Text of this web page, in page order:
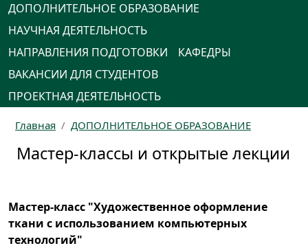
ДОПОЛНИТЕЛЬНОЕ ОБРАЗОВАНИЕ
НАУЧНАЯ ДЕЯТЕЛЬНОСТЬ
НАПРАВЛЕНИЯ ПОДГОТОВКИ
КАФЕДРЫ
ВАКАНСИИ ДЛЯ СТУДЕНТОВ
ПРОЕКТНАЯ ДЕЯТЕЛЬНОСТЬ
Главная ДОПОЛНИТЕЛЬНОЕ ОБРАЗОВАНИЕ
Мастер-классы и открытые лекции
Мастер-класс "Художественное оформление
ткани с использованием компьютерных
технологий"